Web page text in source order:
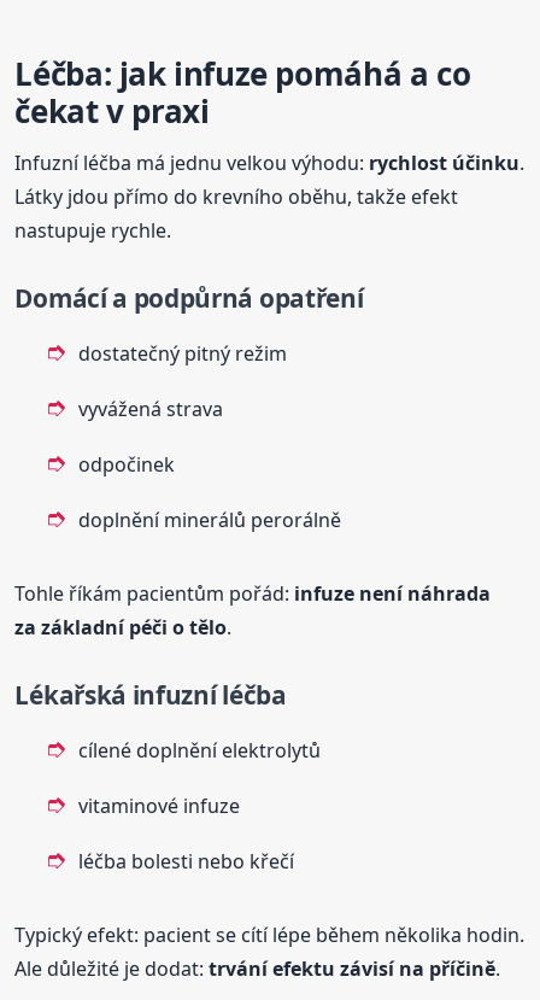
Léčba: jak infuze pomáhá a co
čekat v praxi
Infuzní léčba má jednu velkou výhodu: rychlost účinku.
Látky jdou přímo do krevního oběhu, takže efekt
nastupuje rychle.
Domácí a podpůrná opatření
dostatečný pitný režim
vyvážená strava
odpočinek
doplnění minerálů perorálně
Tohle říkám pacientům pořád: infuze není náhrada
za základní péči o tělo.
Lékařská infuzní léčba
cílené doplnění elektrolytů
vitaminové infuze
léčba bolesti nebo křečí
Typický efekt: pacient se cítí lépe během několika hodin.
Ale důležité je dodat:trvání efektu závisí na příčině.